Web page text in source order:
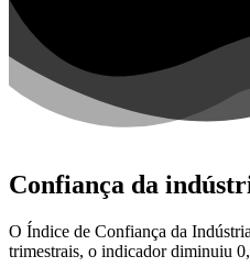
Confiança da
O Índice de Confiança da
trimestrais, o indicador diminuiu